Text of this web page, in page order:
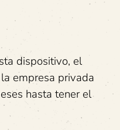
dispositivo, el
empresa privada
hasta tener el